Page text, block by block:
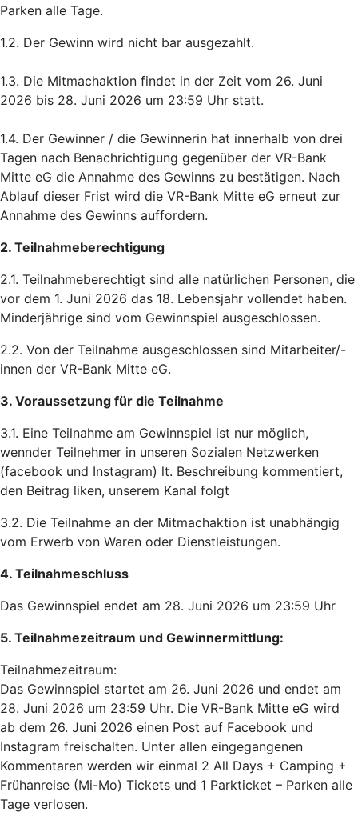
Parken alle Tage.
1.2. Der Gewinn wird nicht bar ausgezahlt.
1.3. Die Mitmachaktion findet in der Zeit vom 26. Juni
2026 bis 28. Juni 2026 um 23:59 Uhr statt.
1.4. Der Gewinner / die Gewinnerin hat innerhalb von drei
Tagen nach Benachrichtigung gegenüber der VR-Bank
Mitte eG die Annahme des Gewinns zu bestätigen. Nach
Ablauf dieser Frist wird die VR-Bank Mitte eG erneut zur
Annahme des Gewinns auffordern.
2. Teilnahmeberechtigung
2.1. Teilnahmeberechtigt sind alle natürlichen Personen, die
vor dem 1. Juni 2026 das 18. Lebensjahr vollendet haben.
Minderjährige sind vom Gewinnspiel ausgeschlossen.
2.2. Von der Teilnahme ausgeschlossen sind Mitarbeiter/-
innen der VR-Bank Mitte eG.
3. Voraussetzung für die Teilnahme
3.1. Eine Teilnahme am Gewinnspiel ist nur möglich,
wennder Teilnehmer in unseren Sozialen Netzwerken
(facebook und Instagram) lt. Beschreibung kommentiert,
den Beitrag liken, unserem Kanal folgt
3.2. Die Teilnahme an der Mitmachaktion ist unabhängig
vom Erwerb von Waren oder Dienstleistungen.
4. Teilnahmeschluss
Das Gewinnspiel endet am 28. Juni 2026 um 23:59 Uhr
5. Teilnahmezeitraum und Gewinnermittlung:
Teilnahmezeitraum:
Das Gewinnspiel startet am 26. Juni 2026 und endet am
28. Juni 2026 um 23:59 Uhr. Die VR-Bank Mitte eG wird
ab dem 26. Juni 2026 einen Post auf Facebook und
Instagram freischalten. Unter allen eingegangenen
Kommentaren werden wir einmal 2 All Days + Camping +
Frühanreise (Mi-Mo) Tickets und 1 Parkticket – Parken alle
Tage verlosen.